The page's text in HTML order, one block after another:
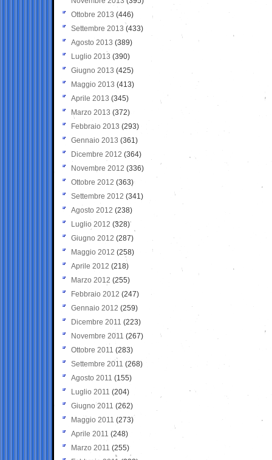
Ottobre 2013 (446)
Settembre 2013 (433)
Agosto 2013 (389)
Luglio 2013 (390)
Giugno 2013 (425)
Maggio 2013 (413)
Aprile 2013 (345)
Marzo 2013 (372)
Febbraio 2013 (293)
Gennaio 2013 (361)
Dicembre 2012 (364)
Novembre 2012 (336)
Ottobre 2012 (363)
Settembre 2012 (341)
Agosto 2012 (238)
Luglio 2012 (328)
Giugno 2012 (287)
Maggio 2012 (258)
Aprile 2012 (218)
Marzo 2012 (255)
Febbraio 2012 (247)
Gennaio 2012 (259)
Dicembre 2011 (223)
Novembre 2011 (267)
Ottobre 2011 (283)
Settembre 2011 (268)
Agosto 2011 (155)
Luglio 2011 (204)
Giugno 2011 (262)
Maggio 2011 (273)
Aprile 2011 (248)
Marzo 2011 (255)